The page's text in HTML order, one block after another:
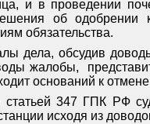
и в проведении
об одобрении
обязательства.
дела, обсудив
жалобы,
оснований к
статьей 347 ГПК РФ
исходя из